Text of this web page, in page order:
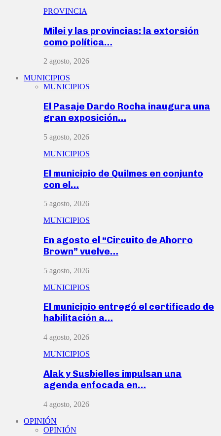
PROVINCIA
Milei y las provincias: la extorsión
como política…
2 agosto, 2026
MUNICIPIOS
MUNICIPIOS
El Pasaje Dardo Rocha inaugura una
gran exposición…
5 agosto, 2026
MUNICIPIOS
El municipio de Quilmes en conjunto
con el…
5 agosto, 2026
MUNICIPIOS
En agosto el “Circuito de Ahorro
Brown” vuelve…
5 agosto, 2026
MUNICIPIOS
El municipio entregó el certificado de
habilitación a…
4 agosto, 2026
MUNICIPIOS
Alak y Susbielles impulsan una
agenda enfocada en…
4 agosto, 2026
OPINIÓN
OPINIÓN